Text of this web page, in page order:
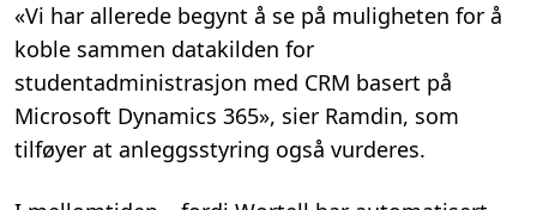
«Vi har allerede begynt å se på muligheten for å
koble sammen datakilden for
studentadministrasjon med CRM basert på
Microsoft Dynamics 365», sier Ramdin, som
tilføyer at anleggsstyring også vurderes.